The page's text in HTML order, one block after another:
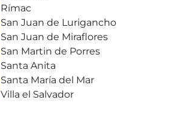
Rímac
San Juan de Lurigancho
San Juan de Miraflores
San Martin de Porres
Santa Anita
Santa María del Mar
Villa el Salvador